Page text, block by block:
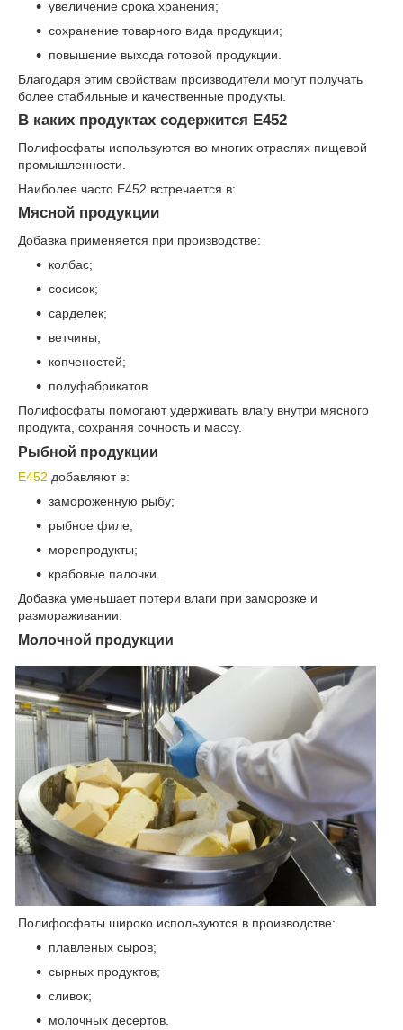
увеличение срока хранения;
сохранение товарного вида продукции;
повышение выхода готовой продукции.
Благодаря этим свойствам производители могут получать
более стабильные и качественные продукты.
В каких продуктах содержится Е452
Полифосфаты используются во многих отраслях пищевой
промышленности.
Наиболее часто Е452 встречается в:
Мясной продукции
Добавка применяется при производстве:
колбас;
сосисок;
сарделек;
ветчины;
копченостей;
полуфабрикатов.
Полифосфаты помогают удерживать влагу внутри мясного
продукта, сохраняя сочность и массу.
Рыбной продукции
Е452 добавляют в:
замороженную рыбу;
рыбное филе;
морепродукты;
крабовые палочки.
Добавка уменьшает потери влаги при заморозке и
размораживании.
Молочной продукции
Полифосфаты широко используются в производстве:
плавленых сыров;
сырных продуктов;
сливок;
молочных десертов.